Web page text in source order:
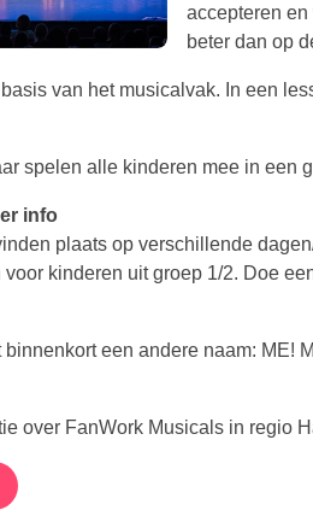
accepteren
beter dan op
van het musicalvak. In een
spelen alle kinderen mee in een
info
plaats op verschillende
kinderen uit groep 1/2. Doe
een andere naam: ME!
over FanWork Musicals in regio